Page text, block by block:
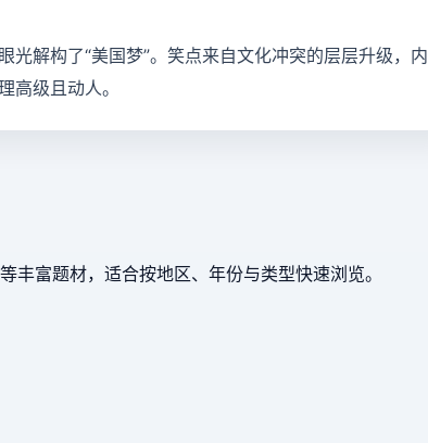
解构了“美国梦”。笑点来自文化冲突的层层升级，内
高级且动人。
富题材，适合按地区、年份与类型快速浏览。